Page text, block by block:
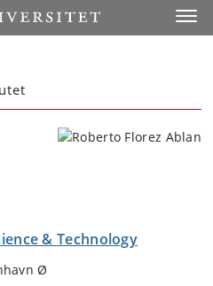
& Technology
Ø